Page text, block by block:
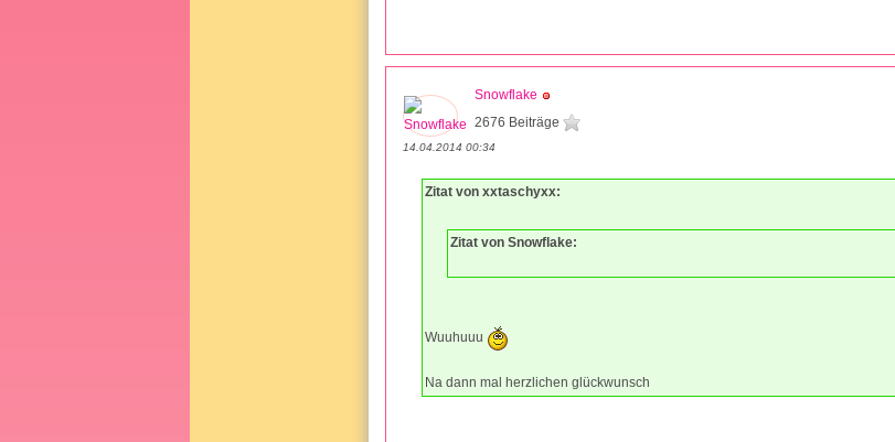
Snowflake
2676 Beiträge
14.04.2014 00:34
Zitat von xxtaschyxx:
Zitat von Snowflake:
Wuuhuuu
Na dann mal herzlichen glückwunsch